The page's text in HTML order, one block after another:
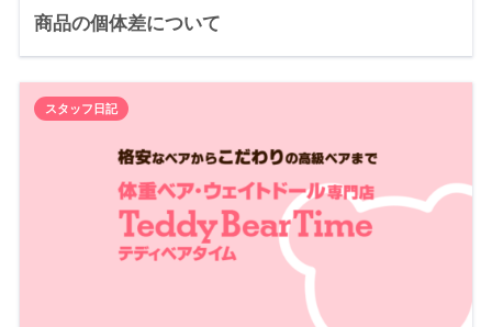
商品の個体差について
スタッフ日記